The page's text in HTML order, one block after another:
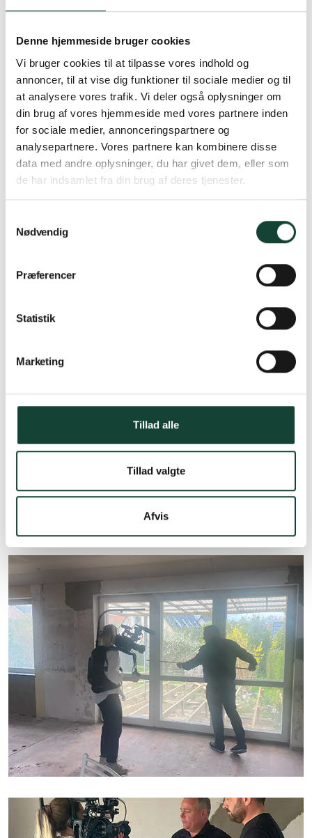
Denne hjemmeside bruger cookies
Vi bruger cookies til at tilpasse vores indhold og
annoncer, til at vise dig funktioner til sociale medier og til
at analysere vores trafik. Vi deler også oplysninger om
din brug af vores hjemmeside med vores partnere inden
for sociale medier, annonceringspartnere og
analysepartnere. Vores partnere kan kombinere disse
data med andre oplysninger, du har givet dem, eller som
de har indsamlet fra din brug af deres tjenester.
Nødvendig
Præferencer
Statistik
Marketing
Tillad alle
Tillad valgte
Afvis